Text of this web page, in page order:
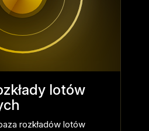
lotów
rozkładów lotów